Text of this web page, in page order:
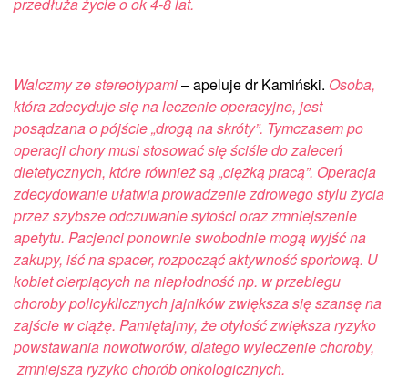
Walczmy ze stereotypami– apeluje dr Kamiński. Osoba,
która zdecyduje się na leczenie operacyjne, jest
posądzana o pójście „drogą na skróty”. Tymczasem po
operacji chory musi stosować się ściśle do zaleceń
dietetycznych, które również są „ciężką pracą”. Operacja
zdecydowanie ułatwia prowadzenie zdrowego stylu życia
przez szybsze odczuwanie sytości oraz zmniejszenie
apetytu. Pacjenci ponownie swobodnie mogą wyjść na
zakupy, iść na spacer, rozpocząć aktywność sportową. U
kobiet cierpiących na niepłodność np. w przebiegu
choroby policyklicznych jajników zwiększa się szansę na
zajście w ciążę. Pamiętajmy, że otyłość zwiększa ryzyko
powstawania nowotworów, dlatego wyleczenie choroby,
zmniejsza ryzyko chorób onkologicznych.